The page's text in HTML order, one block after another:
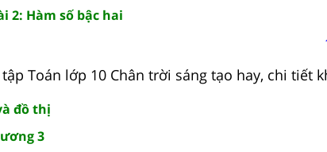
2: Hàm số bậc hai
Toán lớp 10 Chân trời sáng tạo hay, chi tiết
đồ thị
3